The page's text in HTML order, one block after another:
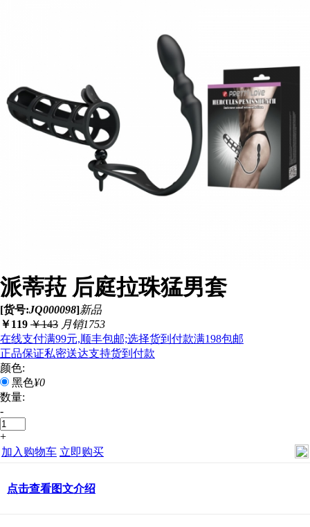
派蒂菈 后庭拉珠猛男套
[货号:JQ000098]新品
￥119 ￥143 月销1753
在线支付满99元,顺丰包邮;选择货到付款满198包邮
正品保证私密送达支持货到付款
颜色:
黑色¥0
数量:
-
+
加入购物车 立即购买
点击查看图文介绍